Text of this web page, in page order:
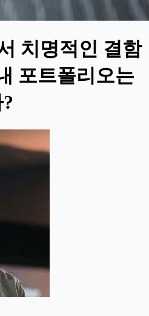
치명적인 결함
포트폴리오는